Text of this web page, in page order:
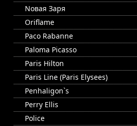
Nовая Заря
Oriflame
Paco Rabanne
Paloma Picasso
Paris Hilton
Paris Line (Paris Elysees)
Penhaligon`s
Perry Ellis
Police